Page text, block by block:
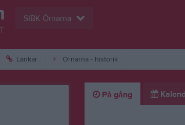
SIBK Örnarna
Länkar Örnarna - historik
På gång